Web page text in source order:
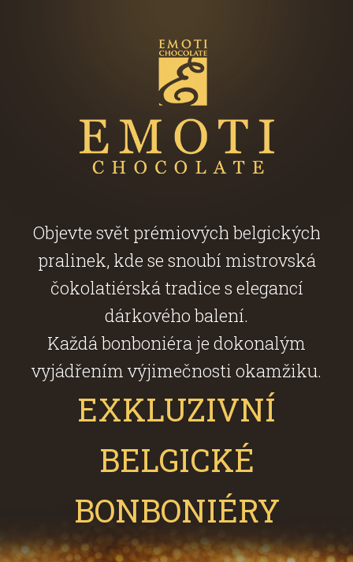
Objevte svět prémiových belgických
pralinek, kde se snoubí mistrovská
čokolatiérská tradice s elegancí
dárkového balení.
Každá bonboniéra je dokonalým
vyjádřením výjimečnosti okamžiku.
EXKLUZIVNÍ
BELGICKÉ
BONBONIÉRY